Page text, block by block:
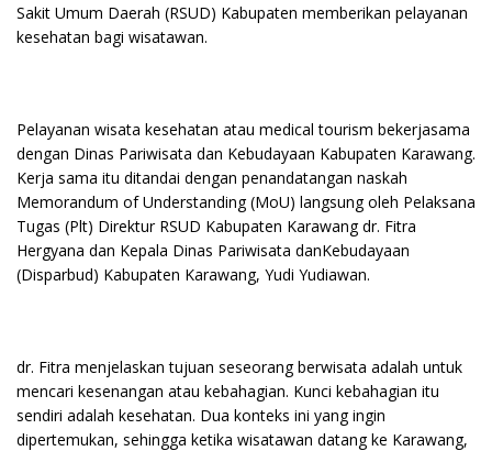
Sakit Umum Daerah (RSUD) Kabupaten memberikan pelayanan
kesehatan bagi wisatawan.
Pelayanan wisata kesehatan atau medical tourism bekerjasama
dengan Dinas Pariwisata dan Kebudayaan Kabupaten Karawang.
Kerja sama itu ditandai dengan penandatangan naskah
Memorandum of Understanding (MoU) langsung oleh Pelaksana
Tugas (Plt) Direktur RSUD Kabupaten Karawang dr. Fitra
Hergyana dan Kepala Dinas Pariwisata danKebudayaan
(Disparbud) Kabupaten Karawang, Yudi Yudiawan.
dr. Fitra menjelaskan tujuan seseorang berwisata adalah untuk
mencari kesenangan atau kebahagian. Kunci kebahagian itu
sendiri adalah kesehatan. Dua konteks ini yang ingin
dipertemukan, sehingga ketika wisatawan datang ke Karawang,